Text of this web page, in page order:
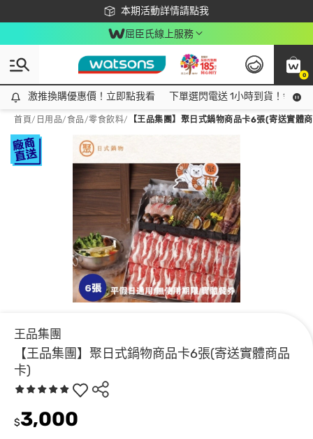
本期活動詳情請點我
下載app最高回饋$350
屈臣氏線上服務
0
激推換購優惠價！立即點我看
激推換購優惠價！立即點我看 下單選閃電送 1小時到貨！領神
首頁/ 日用品/食品/零食飲料/ 【王品集團】聚日式鍋物商品卡6張(寄送實體
王品集團
【王品集團】聚日式鍋物商品卡6張(寄送實體商品
卡)
$3,000